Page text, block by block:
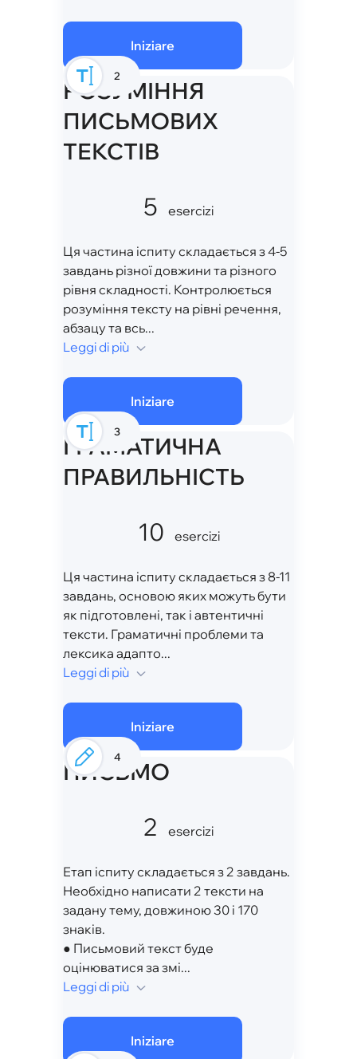
Iniziare
2
РОЗУМІННЯ
ПИСЬМОВИХ
ТЕКСТІВ
5 esercizi
Ця частина іспиту складається з 4-5
завдань різної довжини та різного
рівня складності. Контролюється
розуміння тексту на рівні речення,
абзацу та всь...
Leggi di più
Iniziare
3
ГРАМАТИЧНА
ПРАВИЛЬНІСТЬ
10 esercizi
Ця частина іспиту складається з 8-11
завдань, основою яких можуть бути
як підготовлені, так і автентичні
тексти. Граматичні проблеми та
лексика адапто...
Leggi di più
Iniziare
4
ПИСЬМО
2 esercizi
Етап іспиту складається з 2 завдань.
Необхідно написати 2 тексти на
задану тему, довжиною 30 і 170
знаків.
● Письмовий текст буде
оцінюватися за змі...
Leggi di più
Iniziare